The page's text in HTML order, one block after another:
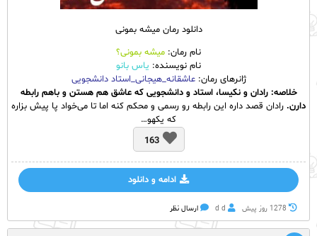
دانلود رمان میشه بمونی
نام رمان: میشه بمونی؟
نام نویسنده: یاس بانو
ژانرهای رمان:عاشقانه_هیجانی_استاد دانشجویی
خلاصه: رادان و نکیسا، استاد و دانشجویی که عاشق هم هستن و باهم رابطه
دارن. رادان قصد داره این رابطه رو رسمی و محکم کنه اما تا می‌خواد پا پیش بزاره
که یکهو…
163
ادامه و دانلود
1278 روز پيش d d ارسال نظر